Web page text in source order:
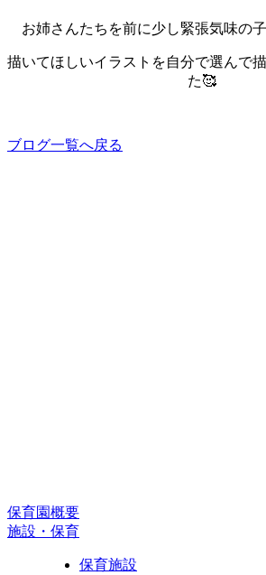
お姉さんたちを前に少し緊張気味の
描いてほしいイラストを自分で選んで
た🥰
ブログ一覧へ戻る
保育園概要
施設・保育
保育施設